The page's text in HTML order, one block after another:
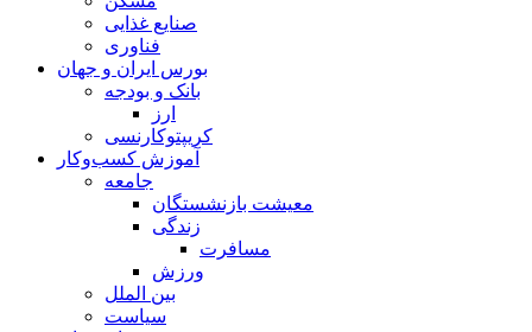
صنایع غذایی
فناوری
بورس ایران و جهان
بانک و بودجه
ارز
کریپتوکارنسی
آموزش کسب‌وکار
جامعه
معیشت بازنشستگان
زندگی
مسافرت
ورزش
بین الملل
سیاست